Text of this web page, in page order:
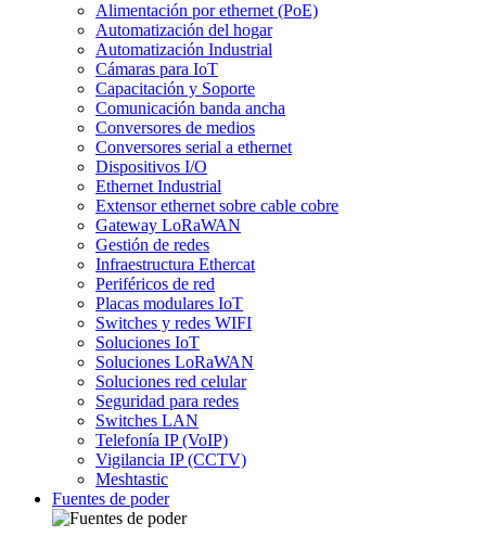
Alimentación por ethernet (PoE)
Automatización del hogar
Automatización Industrial
Cámaras para IoT
Capacitación y Soporte
Comunicación banda ancha
Conversores de medios
Conversores serial a ethernet
Dispositivos I/O
Ethernet Industrial
Extensor ethernet sobre cable cobre
Gateway LoRaWAN
Gestión de redes
Infraestructura Ethercat
Periféricos de red
Placas modulares IoT
Switches y redes WIFI
Soluciones IoT
Soluciones LoRaWAN
Soluciones red celular
Seguridad para redes
Switches LAN
Telefonía IP (VoIP)
Vigilancia IP (CCTV)
Meshtastic
Fuentes de poder